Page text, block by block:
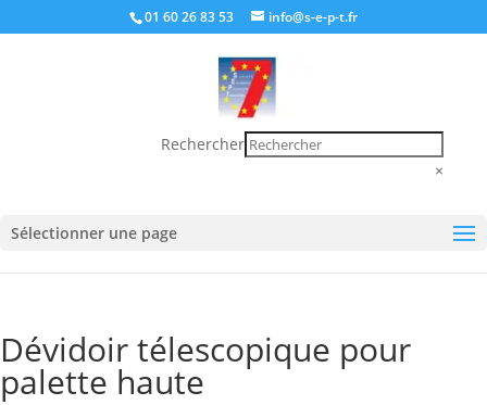
01 60 26 83 53 info@s-e-p-t.fr
Rechercher
×
Sélectionner une page
Dévidoir télescopique pour
palette haute